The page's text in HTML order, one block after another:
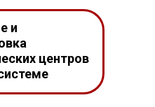
и
центров